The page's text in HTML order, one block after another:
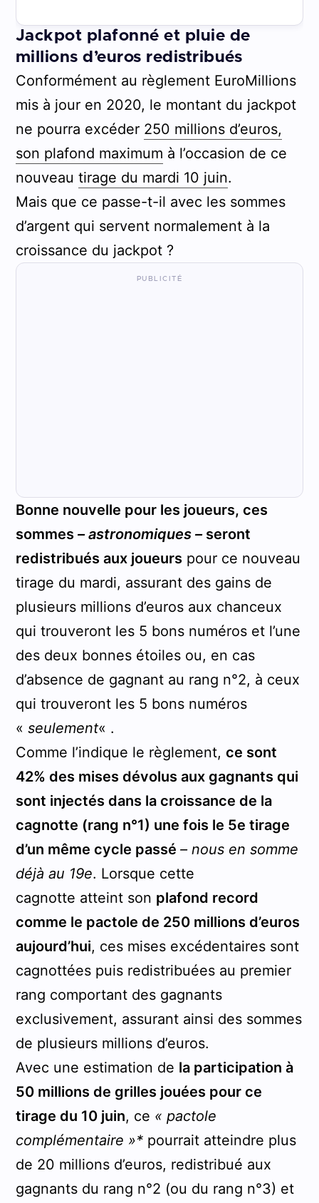
Jackpot plafonné et pluie de
millions d’euros redistribués
Conformément au règlement EuroMillions
mis à jour en 2020, le montant du jackpot
ne pourra excéder 250 millions d’euros,
son plafond maximum à l’occasion de ce
nouveau tirage du mardi 10 juin.
Mais que ce passe-t-il avec les sommes
d’argent qui servent normalement à la
croissance du jackpot ?
Bonne nouvelle pour les joueurs, ces
sommes – astronomiques –seront
redistribués aux joueurspour ce nouveau
tirage du mardi, assurant des gains de
plusieurs millions d’euros aux chanceux
qui trouveront les 5 bons numéros et l’une
des deux bonnes étoiles ou, en cas
d’absence de gagnant au rang n°2, à ceux
qui trouveront les 5 bons numéros
« seulement« .
Comme l’indique le règlement, ce sont
42% des mises dévolus aux gagnants qui
sont injectés dans la croissance de la
cagnotte (rang n°1) une fois le 5e tirage
d’un même cycle passé – nous en somme
déjà au 19e. Lorsque cette
cagnotte atteint son plafond record
comme le pactole de 250 millions d’euros
aujourd’hui, ces mises excédentaires sont
cagnottées puis redistribuées au premier
rang comportant des gagnants
exclusivement, assurant ainsi des sommes
de plusieurs millions d’euros.
Avec une estimation de la participation à
50 millions de grilles jouées pour ce
tirage du 10 juin, ce « pactole
complémentaire »*pourrait atteindre plus
de 20 millions d’euros, redistribué aux
gagnants du rang n°2 (ou du rang n°3) et